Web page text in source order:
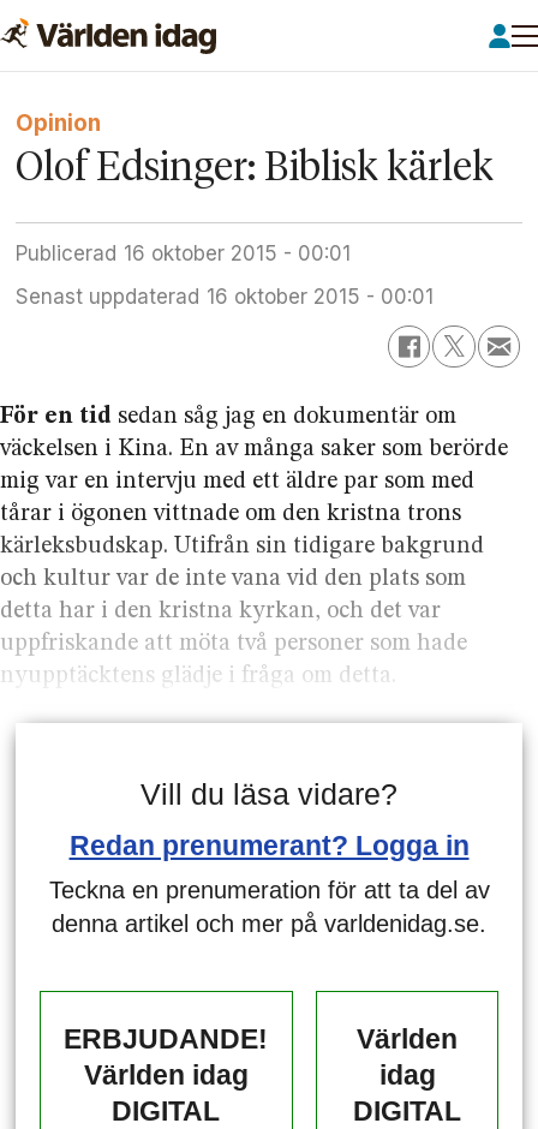
Opinion
Olof Edsinger: Biblisk kärlek
Publicerad
16 oktober 2015 - 00:01
Senast uppdaterad
16 oktober 2015 - 00:01
För en tid sedan såg jag en dokumentär om
väckelsen i Kina. En av många saker som berörde
mig var en intervju med ett äldre par som med
tårar i ögonen vittnade om den kristna trons
kärleksbudskap. Utifrån sin tidigare bakgrund
och kultur var de inte vana vid den plats som
detta har i den kristna kyrkan, och det var
uppfriskande att möta två personer som hade
nyupptäcktens glädje i fråga om detta.
Vill du läsa vidare?
Redan prenumerant? Logga in
Teckna en prenumeration för att ta del av
denna artikel och mer på varldenidag.se.
ERBJUDANDE!
Världen idag
DIGITAL
Världen
idag
DIGITAL